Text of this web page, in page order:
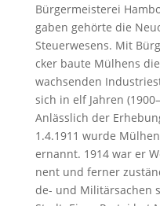
Bür­ger­meis­te­rei
ga­ben ge­hör­te die
Steu­er­we­sens. Mit
cker bau­te Mül­hens
wach­sen­den
sich in elf Jah­ren
An­läss­lich der
1.4.1911 wur­de
er­nannt. 1914 war er
nent und ferner
de- und Mi­li­tär­sa­chen